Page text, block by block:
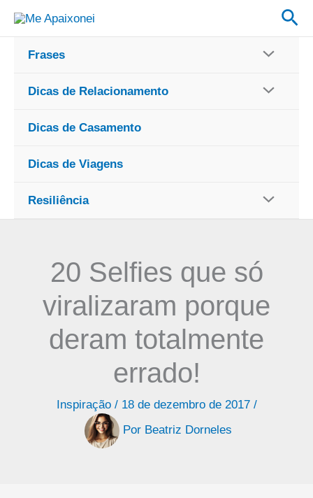
para
Frases
Dicas de Relacionamento
Dicas de Casamento
Dicas de Viagens
Resiliência
20 Selfies que só
viralizaram porque
deram totalmente
errado!
Inspiração/ 18 de dezembro de 2017 /
Por Beatriz Dorneles